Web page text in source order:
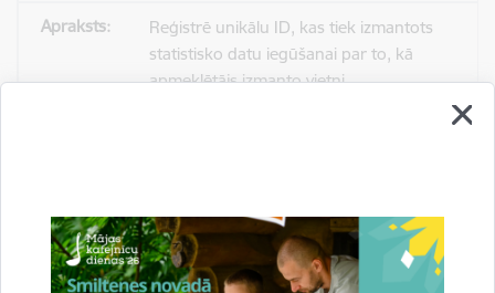
Reģistrē unikālu ID, kas tiek izmantots
statistisko datu iegūšanai par to, kā
apmeklētājs izmanto vietni.
Statistikas sīkdatnes (nepieciešamas, lai
uzlabotu vietnes darbību un